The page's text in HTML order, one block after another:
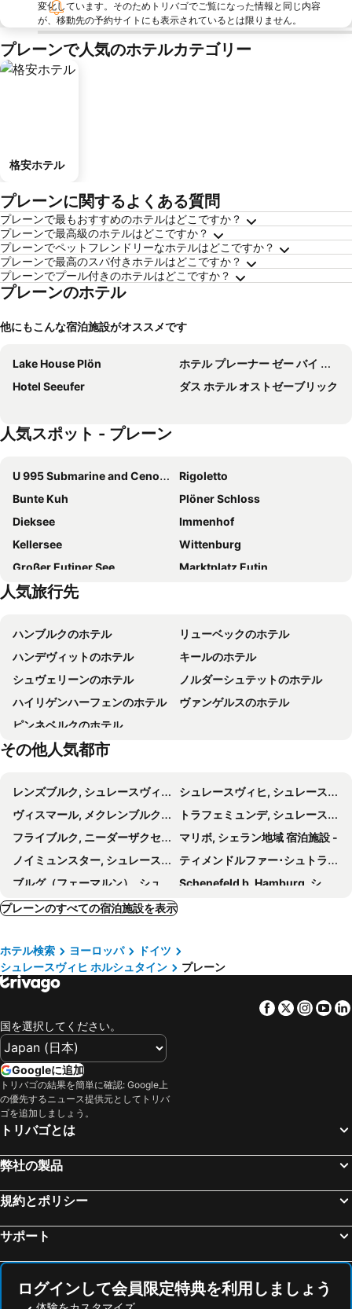
変化しています。そのためトリバゴでご覧になった情報と同じ内容
が、移動先の予約サイトにも表示されているとは限りません。
プレーンで人気のホテルカテゴリー
格安ホテル
プレーンに関するよくある質問
プレーンで最もおすすめのホテルはどこですか？
プレーンで最高級のホテルはどこですか？
プレーンでペットフレンドリーなホテルはどこですか？
プレーンで最高のスパ付きホテルはどこですか？
プレーンでプール付きのホテルはどこですか？
プレーンのホテル
他にもこんな宿泊施設がオススメです
Lake House Plön
ホテル プレーナー ゼー バイ チューリップ イン
Hotel Seeufer
ダス ホテル オストゼーブリック
人気スポット - プレーン
U 995 Submarine and Cenotaph
Rigoletto
Bunte Kuh
Plöner Schloss
Dieksee
Immenhof
Kellersee
Wittenburg
Großer Eutiner See
Marktplatz Eutin
Ostholstein-Museum
Remise
HolstenTherme
Vogelpark Niendorf
Dom zu Lübeck
Niendorfer Hafentage und Fischmarkt
Hauptbahnhof Lübeck
人気旅行先
ハンブルクのホテル
リューベックのホテル
ハンデヴィットのホテル
キールのホテル
シュヴェリーンのホテル
ノルダーシュテットのホテル
ハイリゲンハーフェンのホテル
ヴァンゲルスのホテル
ピンネベルクのホテル
その他人気都市
レンズブルク, シュレースヴィヒ ホルシュタイン 宿泊施設 -
シュレースヴィヒ, シュレースヴィヒ ホルシュタイン 宿泊施設 -
ヴィスマール, メクレンブルク ポメラニア 宿泊施設 -
トラフェミュンデ, シュレースヴィヒ ホルシュタイン 宿泊施設 -
フライブルク, ニーダーザクセン 宿泊施設 -
マリボ, シェラン地域 宿泊施設 -
ノイミュンスター, シュレースヴィヒ ホルシュタイン 宿泊施設 -
ティメンドルファー･シュトラント, シュレースヴィヒ ホルシュタイン 宿泊施設 -
ブルグ（フェーマルン）, シュレースヴィヒ ホルシュタイン 宿泊施設 -
Schenefeld b. Hamburg, シュレースヴィヒ ホルシュタイン 宿泊施設 -
Neu Wulmstorf, ニーダーザクセン 宿泊施設 -
ソンダーボルグ, Syddanmark Region 宿泊施設 -
グリュックスブルク, シュレースヴィヒ ホルシュタイン 宿泊施設 -
シェーンベルク, シュレースヴィヒ ホルシュタイン 宿泊施設 -
カルテンキルヘン, シュレースヴィヒ ホルシュタイン 宿泊施設 -
Todenbüttel, シュレースヴィヒ ホルシュタイン 宿泊施設 -
ハンブルク, 自由ハンザ都市ハンブルク 宿泊施設 -
リューベック, シュレースヴィヒ ホルシュタイン 宿泊施設 -
ハンデヴィット, シュレースヴィヒ ホルシュタイン 宿泊施設 -
ノルダーシュテット, シュレースヴィヒ ホルシュタイン 宿泊施設 -
ヴァンゲルス, シュレースヴィヒ ホルシュタイン 宿泊施設 -
フレンスブルク, シュレースヴィヒ ホルシュタイン 宿泊施設 -
フランクフルト, ヘッセ 宿泊施設 -
ケルン, ノルトライン ヴェストファーレン 宿泊施設 -
デュッセルドルフ, ノルトライン ヴェストファーレン 宿泊施設 -
シュトゥットガルト, バーデン ヴュルテンベルク 宿泊施設 -
プレーンのすべての宿泊施設を表示
ホテル検索 ヨーロッパ
ドイツ
シュレースヴィヒ ホルシュタイン
プレーン
Facebook
Twitter
国を選択してください。
Googleに追加
トリバゴの結果を簡単に確認: Google上
の優先するニュース提供元としてトリバ
ゴを追加しましょう。
トリバゴとは
弊社の製品
規約とポリシー
サポート
ログインして会員限定特典を利用しましょう